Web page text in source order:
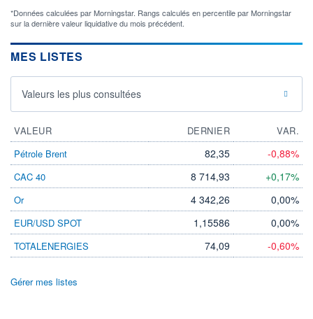
*Données calculées par Morningstar. Rangs calculés en percentile par Morningstar
sur la dernière valeur liquidative du mois précédent.
MES LISTES
Valeurs les plus consultées
VALEUR DERNIER
VAR.
Pétrole Brent
82,35 -0,88%
CAC 40 8 714,93 +0,17%
Or 4 342,26 0,00%
EUR/USD SPOT 1,15586 0,00%
TOTALENERGIES 74,09 -0,60%
Gérer mes listes